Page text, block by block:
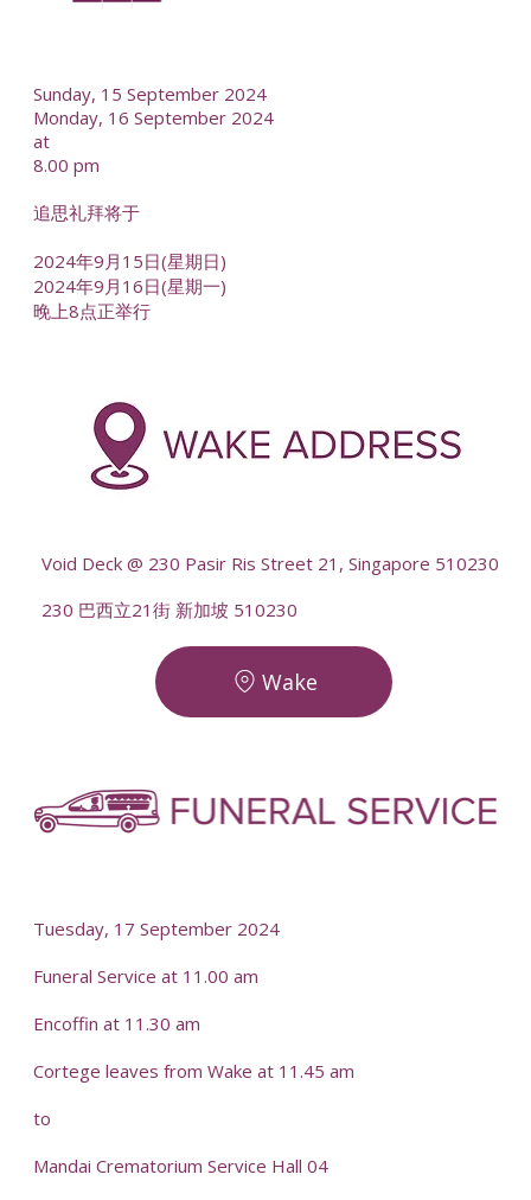
Sunday, 15 September 2024
Monday, 16 September 2024
at
8.00 pm
追思礼拜将于
2024年9月15日(星期日)
2024年9月16日(星期一)
晚上8点正举行
Void Deck @ 230 Pasir Ris Street 21, Singapore 510230
230 巴西立21街 新加坡 510230
Wake
Tuesday, 17 September 2024
Funeral Service at 11.00 am
Encoffin at 11.30 am
Cortege leaves from Wake at 11.45 am
to
Mandai Crematorium Service Hall 04